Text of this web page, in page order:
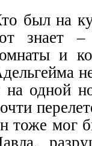
был на
знает
и
на одной
тоже мог